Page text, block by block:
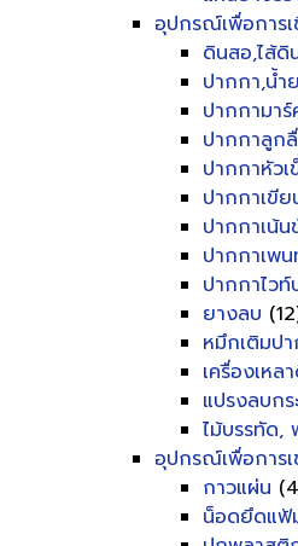
อุปกรณ์เพื่อการ
ดินสอ,ไส้ดิ
ปากกา,น้ำ
ปากกามาร์
ปากกาลูก
ปากกาหัวเ
ปากกาเขี
ปากกาเน้
ปากกาเพ
ปากกาไว
ยางลบ
หมึกเติมป
เครื่องเหล
แปรงลบกร
ไม้บรรทัด,
อุปกรณ์เพื่อการเ
กาวแผ่น
น็อดยึดแฟ้